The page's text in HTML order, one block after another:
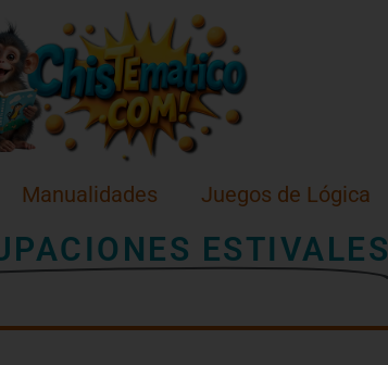
Manualidades Juegos de Lógica
ESTIVALES